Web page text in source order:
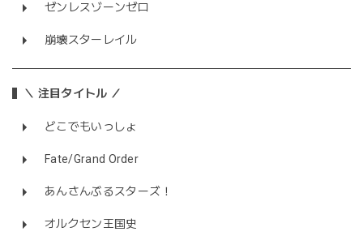
ゼンレスゾーンゼロ
崩壊スターレイル
＼ 注目タイトル ／
どこでもいっしょ
Fate/Grand Order
あんさんぶるスターズ！
オルクセン王国史